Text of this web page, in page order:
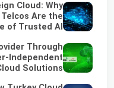
Cloud: Why
Are the
of Trusted AI
Through
Independent
Solutions